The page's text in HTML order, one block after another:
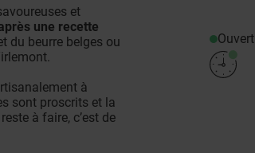
Ouvert
et
une recette
du beurre belges ou
à
sont proscrits et la
à faire, c’est de